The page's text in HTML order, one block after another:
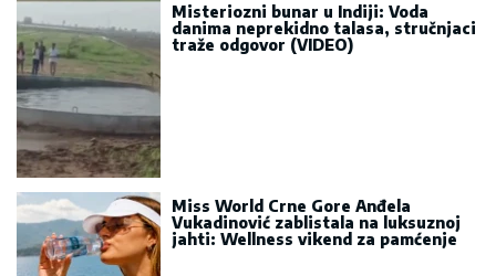
Misteriozni bunar u Indiji: Voda
danima neprekidno talasa, stručnjaci
traže odgovor (VIDEO)
Miss World Crne Gore Anđela
Vukadinović zablistala na luksuznoj
jahti: Wellness vikend za pamćenje